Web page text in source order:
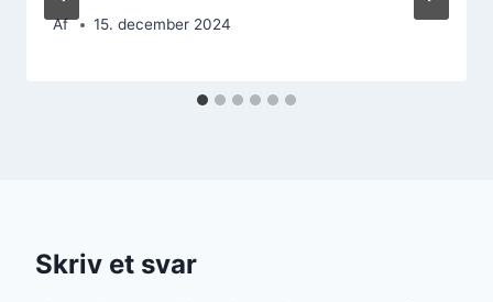
Af 15. december 2024
Skriv et svar